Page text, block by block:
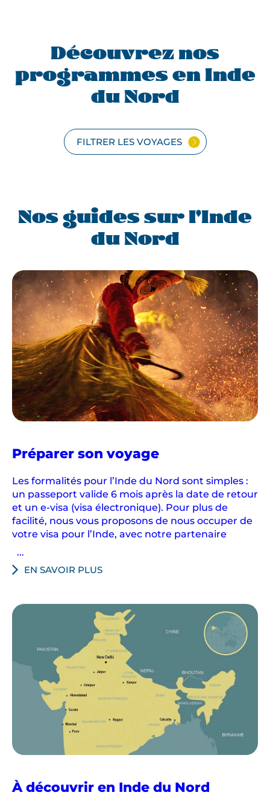
Découvrez nos
programmes en Inde
du Nord
FILTRER LES VOYAGES
Nos guides sur l'Inde
du Nord
Préparer son voyageen
du
Nord
Les formalités pour l’Inde du Nord sont simples :
un passeport valide 6 mois après la date de retour
et un e-visa (visa électronique). Pour plus de
facilité, nous vous proposons de nous occuper de
votre visa pour l’Inde, avec notre partenaire
...
EN SAVOIR PLUS
À découvrir en Inde du Nord